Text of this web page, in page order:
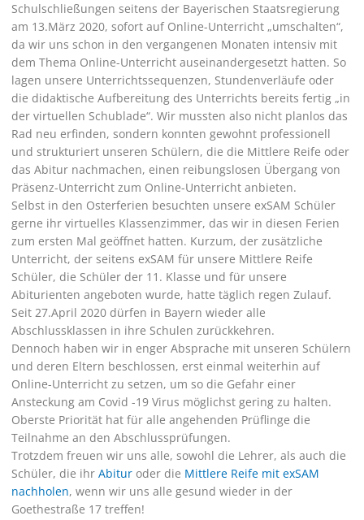
Schulschließungen seitens der Bayerischen Staatsregierung
am 13.März 2020, sofort auf Online-Unterricht „umschalten“,
da wir uns schon in den vergangenen Monaten intensiv mit
dem Thema Online-Unterricht auseinandergesetzt hatten. So
lagen unsere Unterrichtssequenzen, Stundenverläufe oder
die didaktische Aufbereitung des Unterrichts bereits fertig „in
der virtuellen Schublade“. Wir mussten also nicht planlos das
Rad neu erfinden, sondern konnten gewohnt professionell
und strukturiert unseren Schülern, die die Mittlere Reife oder
das Abitur nachmachen, einen reibungslosen Übergang von
Präsenz-Unterricht zum Online-Unterricht anbieten.
Selbst in den Osterferien besuchten unsere exSAM Schüler
gerne ihr virtuelles Klassenzimmer, das wir in diesen Ferien
zum ersten Mal geöffnet hatten. Kurzum, der zusätzliche
Unterricht, der seitens exSAM für unsere Mittlere Reife
Schüler, die Schüler der 11. Klasse und für unsere
Abiturienten angeboten wurde, hatte täglich regen Zulauf.
Seit 27.April 2020 dürfen in Bayern wieder alle
Abschlussklassen in ihre Schulen zurückkehren.
Dennoch haben wir in enger Absprache mit unseren Schülern
und deren Eltern beschlossen, erst einmal weiterhin auf
Online-Unterricht zu setzen, um so die Gefahr einer
Ansteckung am Covid -19 Virus möglichst gering zu halten.
Oberste Priorität hat für alle angehenden Prüflinge die
Teilnahme an den Abschlussprüfungen.
Trotzdem freuen wir uns alle, sowohl die Lehrer, als auch die
Schüler, die ihr Abituroder die Mittlere Reife mit exSAM
nachholen, wenn wir uns alle gesund wieder in der
Goethestraße 17 treffen!